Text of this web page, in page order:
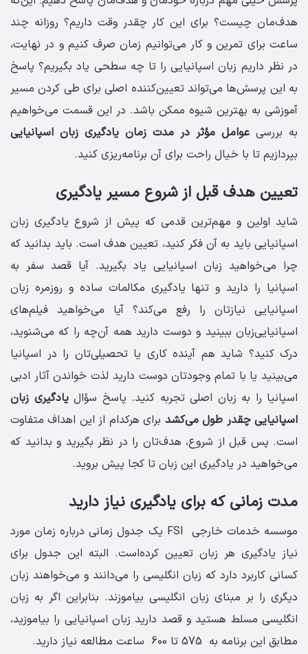
هدف‌مان چیست؟ برای این کار چقدر وقت داریم؟ روزانه چند
ساعت برای تمرین و کار می‌توانیم زمان صرف کنیم و در نهایت،
در نظر داریم زبان اسپانیایی را تا چه سطحی یاد بگیریم؟ پاسخ
به این پرسش‌ها می‌تواند تعیین‌کننده اصلی برای طی کردن مسیر
آموزشی به بهترین شیوه ممکن باشد. در این قسمت می‌خواهیم
به بررسی عوامل مؤثر در مدت زمان یادگیری زبان اسپانیایی
بپردازیم تا با خیال راحت برای آن برنامه‌ریزی کنید.
تعیین هدف قبل از شروع مسیر یادگیری
شاید اولین و مهم‌ترین قدمی که پیش از شروع یادگیری زبان
اسپانیایی باید به آن فکر کنید، تعیین هدف است. باید بدانید که
چرا می‌خواهید زبان اسپانیایی یاد بگیرید. آیا قصد سفر به
اسپانیا را دارید و تنها یادگیری مکالمات ساده و روزمره زبان
اسپانیایی نیازتان را رفع می‌کند؟ آیا می‌خواهید فیلم‌های
اسپانیایی‌زبان ببینید و دوست دارید همه آن‌چه را که می‌شنوید،
درک کنید؟ شاید هم آینده کاری یا تحصیلی‌تان را در اسپانیا
می‌بینید یا با تمام وجودتان دوست دارید لذت خواندن آثار ادبی
اسپانیا را به زبان اصلی تجربه کنید. پاسخ سؤالیادگیری زبان
اسپانیایی چقدر طول می‌کشد برای هرکدام از این اهداف متفاوت
است. پس قبل از شروع، هدف‌تان را در نظر بگیرید و بدانید که
می‌خواهید در یادگیری این زبان تا کجا پیش بروید.
مدت زمانی که برای یادگیری نیاز دارید
موسسه خدمات خارجی FSI یک جدول زمانی درباره زمان مورد
نیاز یادگیری هر زبان تعیین کرده‌است. البته این جدول برای
کسانی کاربرد دارد که زبان انگلیسی را می‌دانند و می‌خواهند زبان
دیگری را بر مبنای زبان انگلیسی بیاموزند. بنابراین اگر به زبان
انگلیسی مسلط هستید و قصد دارید زبان اسپانیایی را بیاموزید،
مطابق این برنامه به 575 تا 600 ساعت مطالعه نیاز دارید.